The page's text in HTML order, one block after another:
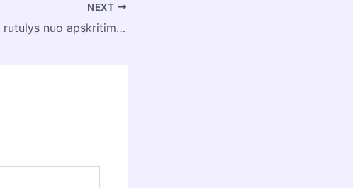
NEXT
Kuo skiriasi rutulys nuo apskritimo?